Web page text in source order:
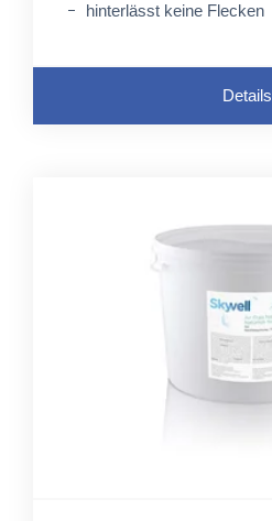
hinterlässt keine Flecken
Details